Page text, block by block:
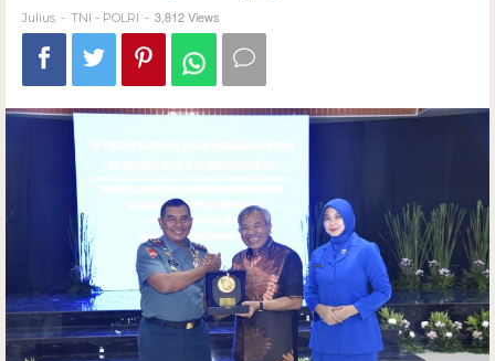
Julius - TNI - POLRI - 3,812 Views